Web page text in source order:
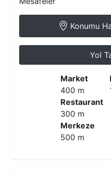
Konumu
Yol
Market
400 m
Restaurant
300 m
Merkeze
500 m